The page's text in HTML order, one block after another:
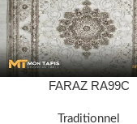
FARAZ RA99C
Traditionnel